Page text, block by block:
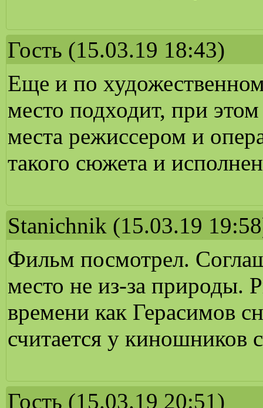
Гость (15.03.19 18:43)
Еще и по
место подходит, при
места режиссером и
такого сюжета и
Stanichnik (15.03.19
Фильм посмотрел.
место не из-за природы.
времени как Герасимов
считается у киношников
Гость (15.03.19 20:51)